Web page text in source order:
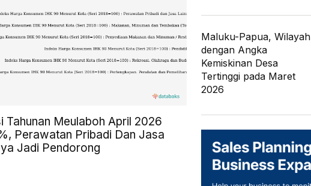
Tahunan Meulaboh April 2026
Perawatan Pribadi Dan Jasa
Jadi Pendorong
Maluku-Papua, Wilayah
dengan Angka
Kemiskinan Desa
Tertinggi pada Maret
2026